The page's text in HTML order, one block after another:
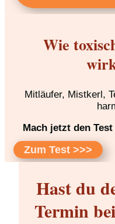
Wie
Mitläufer, Mistkerl,
Mach jetzt den
Zum Test >>>
Hast du
Termin